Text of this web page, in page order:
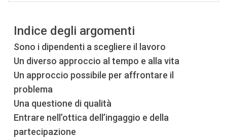
Indice degli argomenti
Sono i dipendenti a scegliere il lavoro
Un diverso approccio al tempo e alla vita
Un approccio possibile per affrontare il
problema
Una questione di qualità
Entrare nell’ottica dell’ingaggio e della
partecipazione